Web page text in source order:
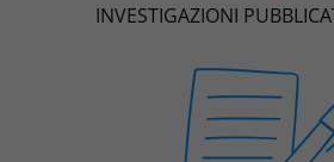
INVESTIGAZIONI